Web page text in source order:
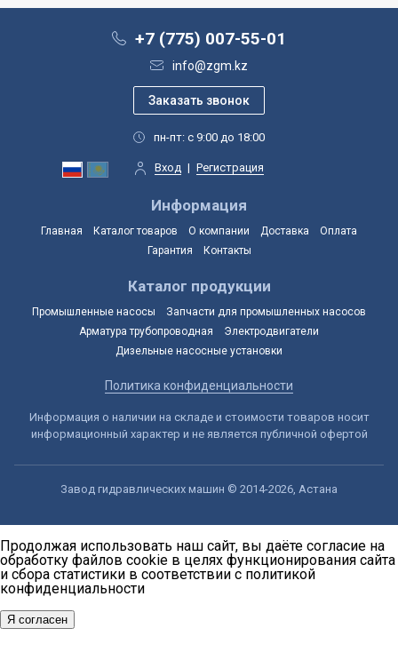
+7 (775) 007-55-01
info@zgm.kz
пн-пт: с 9:00 до 18:00
Вход | Регистрация
Информация
Главная Каталог товаров О компании Доставка
Оплата
Гарантия
Контакты
Каталог продукции
Промышленные насосы
Запчасти для промышленных насосов
Арматура трубопроводная
Электродвигатели
Дизельные насосные установки
Политика конфиденциальности
Информация о наличии на складе и стоимости товаров носит
информационный характер и не является публичной офертой
Завод гидравлических машин © 2014-2026, Астана
Продолжая использовать наш сайт, вы даёте согласие на
обработку файлов cookie в целях функционирования сайта
и сбора статистики в соответствии с политикой
конфиденциальности
Я согласен